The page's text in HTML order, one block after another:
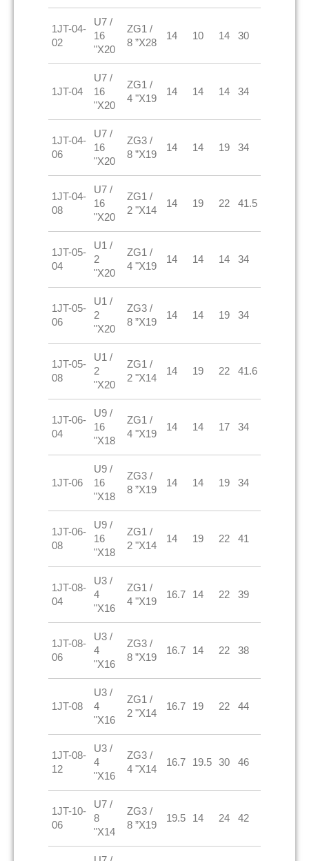
1JT-04-
02
U7 /
16
"X20
ZG1 /
8 ”X28
14 10 14 30
1JT-04
U7 /
16
"X20
ZG1 /
4 "X19
14 14 14 34
1JT-04-
06
U7 /
16
"X20
ZG3 /
8 ”X19
14 14 19 34
1JT-04-
08
U7 /
16
"X20
ZG1 /
2 "X14
14 19 22 41.5
1JT-05-
04
U1 /
2
"X20
ZG1 /
4 "X19
14 14 14 34
1JT-05-
06
U1 /
2
"X20
ZG3 /
8 ”X19
14 14 19 34
1JT-05-
08
U1 /
2
"X20
ZG1 /
2 "X14
14 19 22 41.6
1JT-06-
04
U9 /
16
"X18
ZG1 /
4 "X19
14 14 17 34
1JT-06
U9 /
16
"X18
ZG3 /
8 ”X19
14 14 19 34
1JT-06-
08
U9 /
16
"X18
ZG1 /
2 "X14
14 19 22 41
1JT-08-
04
U3 /
4
"X16
ZG1 /
4 "X19
16.7 14 22 39
1JT-08-
06
U3 /
4
"X16
ZG3 /
8 ”X19
16.7 14 22 38
1JT-08
U3 /
4
"X16
ZG1 /
2 "X14
16.7 19 22 44
1JT-08-
12
U3 /
4
"X16
ZG3 /
4 "X14
16.7 19.5 30 46
1JT-10-
06
U7 /
8
"X14
ZG3 /
8 ”X19
19.5 14 24 42